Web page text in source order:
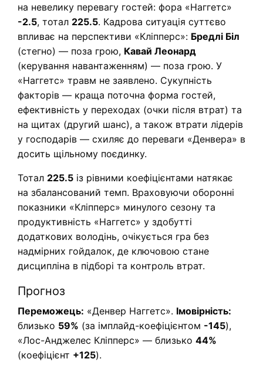
на невелику перевагу гостей: фора «Наггетс»
-2.5, тотал 225.5. Кадрова ситуація суттєво
впливає на перспективи «Кліпперс»: Бредлі Біл
(стегно) — поза грою, Кавай Леонард
(керування навантаженням) — поза грою. У
«Наггетс» травм не заявлено. Сукупність
факторів — краща поточна форма гостей,
ефективність у переходах (очки після втрат) та
на щитах (другий шанс), а також втрати лідерів
у господарів — схиляє до переваги «Денвера» в
досить щільному поєдинку.
Тотал 225.5 із рівними коефіцієнтами натякає
на збалансований темп. Враховуючи оборонні
показники «Кліпперс» минулого сезону та
продуктивність «Наггетс» у здобутті
додаткових володінь, очікується гра без
надмірних гойдалок, де ключовою стане
дисципліна в підборі та контроль втрат.
Прогноз
Переможець: «Денвер Наггетс». Імовірність:
близько 59% (за імплайд-коефіцієнтом -145),
«Лос-Анджелес Кліпперс» — близько 44%
(коефіцієнт +125).